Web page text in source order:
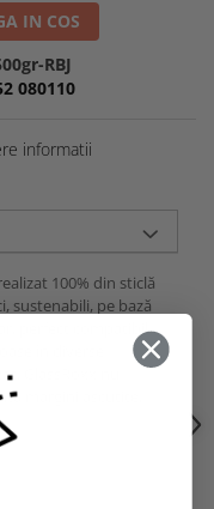
IN COS
RBJ
080110
informatii
100% din sticlă
sustenabili, pe bază
perfect compatibil
în diverse
GlassRoxx nu
margini ascuțite,